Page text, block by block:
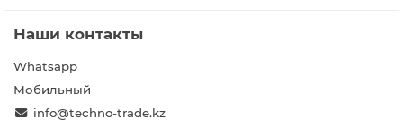
Наши контакты
Whatsapp
Мобильный
info@techno-trade.kz